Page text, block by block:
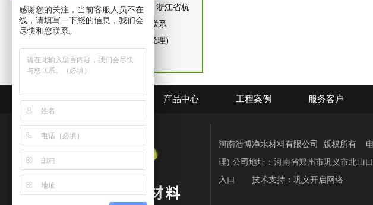
住浙江办事处地址，浙江省杭
州市富阳区大源镇 联系
人:15168443480(刘经理)
网站首页 产品中心 工程案例 服务客户
河南浩博净水材料有限公司 版权所有
理) 公司地址：河南省郑州市巩义市北
入口
技术支持：巩义开启网络
感谢您的关注，当前客服人员不在
线，请填写一下您的信息，我们会
尽快和您联系。